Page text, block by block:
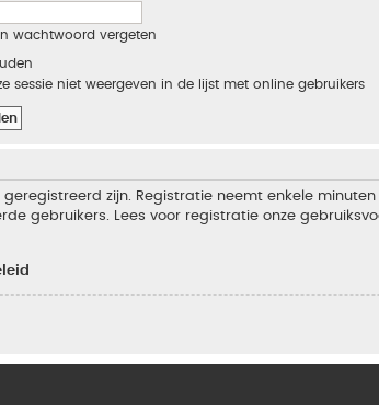
wachtwoord vergeten
sessie niet weergeven in de lijst met online gebruikers
zijn. Registratie neemt enkele
gebruikers. Lees voor registratie onze